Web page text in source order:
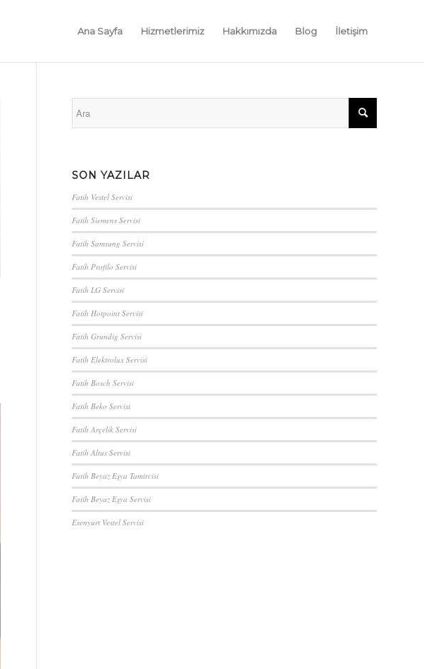
Ana Sayfa Hizmetlerimiz Hakkımızda Blog İletişim
SON YAZILAR
Fatih Vestel Servisi
Fatih Siemens Servisi
Fatih Samsung Servisi
Fatih Profilo Servisi
Fatih LG Servisi
Fatih Hotpoint Servisi
Fatih Grundig Servisi
Fatih Elektrolux Servisi
Fatih Bosch Servisi
Fatih Beko Servisi
Fatih Arçelik Servisi
Fatih Altus Servisi
Fatih Beyaz Eşya Tamircisi
Fatih Beyaz Eşya Servisi
Esenyurt Vestel Servisi